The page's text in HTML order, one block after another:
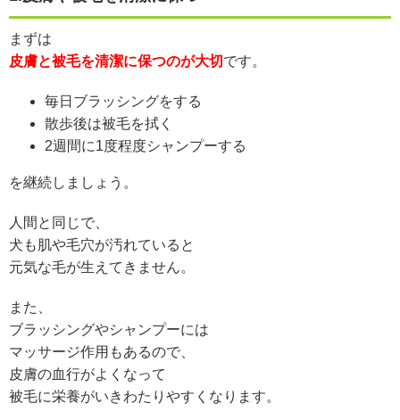
まずは
皮膚と被毛を清潔に保つのが大切です。
毎日ブラッシングをする
散歩後は被毛を拭く
2週間に1度程度シャンプーする
を継続しましょう。
人間と同じで、
犬も肌や毛穴が汚れていると
元気な毛が生えてきません。
また、
ブラッシングやシャンプーには
マッサージ作用もあるので、
皮膚の血行がよくなって
被毛に栄養がいきわたりやすくなります。